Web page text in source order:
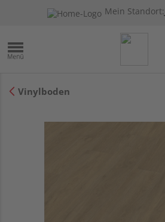
Mein Standort:
Vinylboden